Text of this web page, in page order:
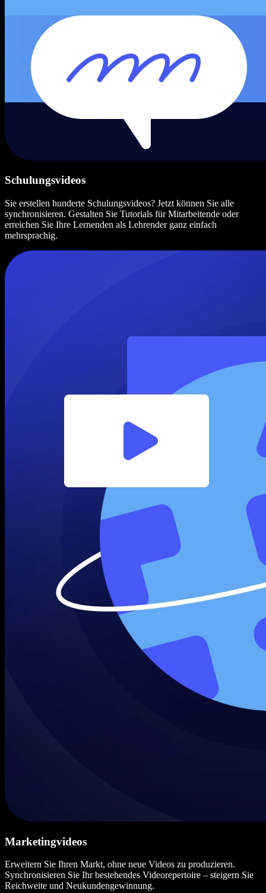
Schulungsvideos
Sie erstellen hunderte Schulungsvideos? Jetzt können Sie alle
synchronisieren. Gestalten Sie Tutorials für Mitarbeitende oder
erreichen Sie Ihre Lernenden als Lehrender ganz einfach
mehrsprachig.
Marketingvideos
Erweitern Sie Ihren Markt, ohne neue Videos zu produzieren.
Synchronisieren Sie Ihr bestehendes Videorepertoire – steigern Sie
Reichweite und Neukundengewinnung.